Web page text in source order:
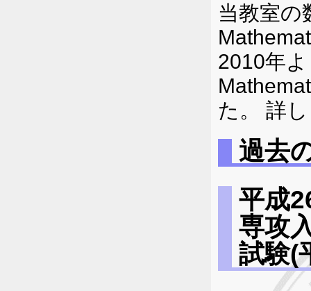
当教室の
2010年
た。 詳
過去
平成
専攻
試験(